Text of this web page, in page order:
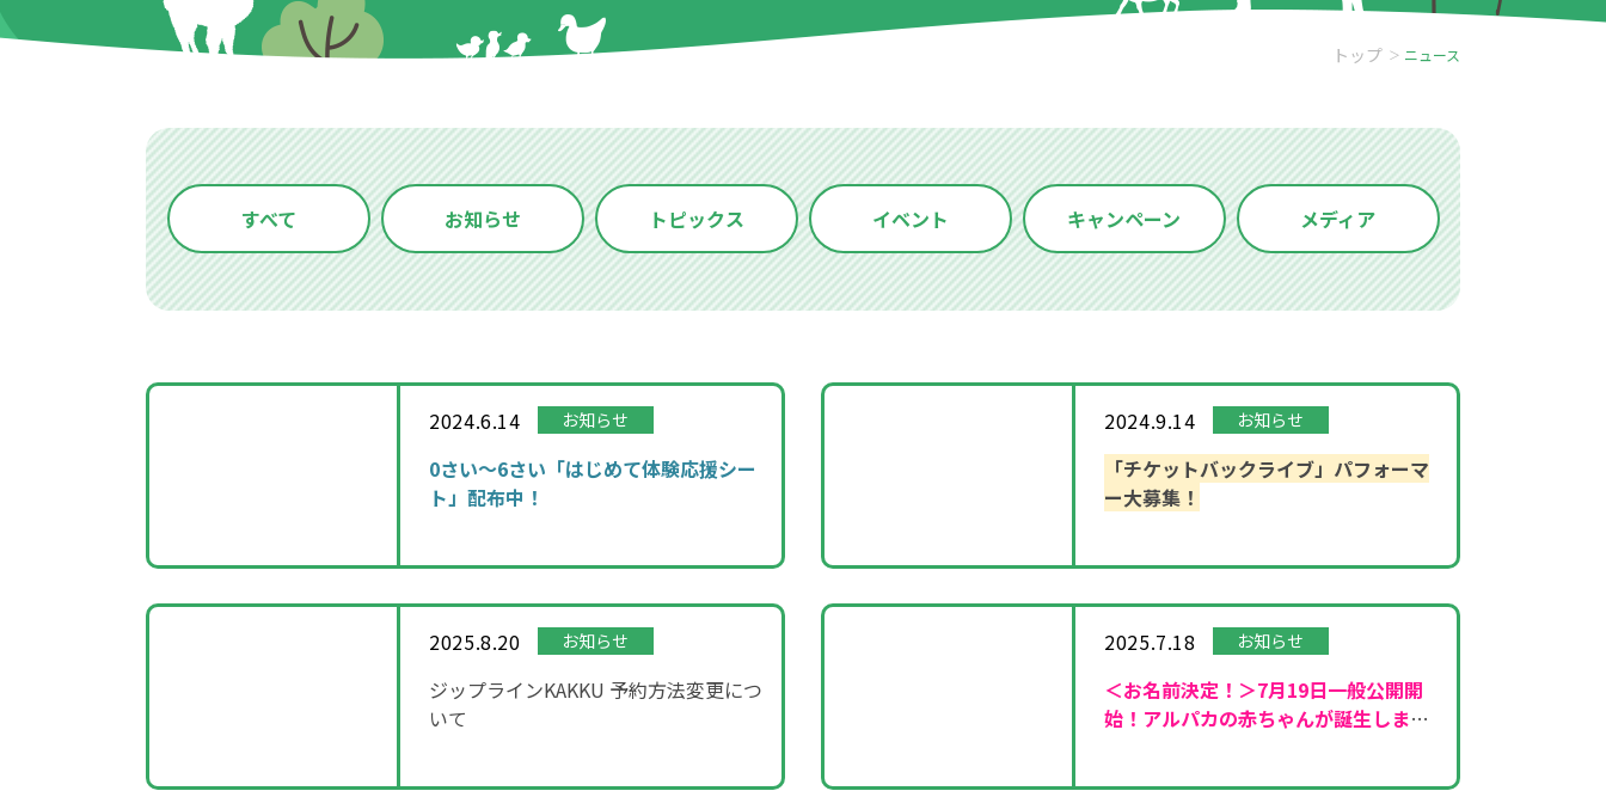
トップ ニュース
すべて お知らせ トピックス イベント キャンペーン メディア
2024.6.14 お知らせ
0さい～6さい「はじめて体験応援シー
ト」配布中！
2024.9.14 お知らせ
「チケットバックライブ」パフォーマ
ー大募集！
2025.8.20 お知らせ
ジップラインKAKKU 予約方法変更につ
いて
2025.7.18 お知らせ
＜お名前決定！＞7月19日一般公開開
始！ アルパカの赤ちゃんが誕生しまし